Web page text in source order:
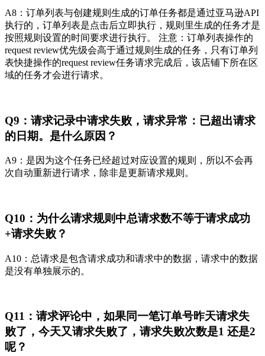
A8：订单列表与创建规则生成的订单任务都是通过亚马逊API
执行的，订单列表是点击后立即执行，规则里生成的任务才是
按照规则设置的时间要求进行执行。 注意：订单列表操作的
request review优先级会高于通过规则生成的任务，只有订单列
表快捷操作的request review任务请求完成后，该店铺下所在区
域的任务才会进行请求。
Q9：请求记录中请求失败，请求异常：已超出请求
的日期。是什么原因？
A9：是因为这个任务已经超过对应设置的规则，所以不会再
次自动重新进行请求，除非是更新请求规则。
Q10：为什么请求规则中总请求数不等于请求成功
+请求失败？
A10：总请求是包含请求成功和请求中的数据，请求中的数据
是没有单独展示的。
Q11：请求评论中，如果同一笔订单号昨天请求失
败了，今天又请求失败了，请求失败次数是1 还是2
呢？